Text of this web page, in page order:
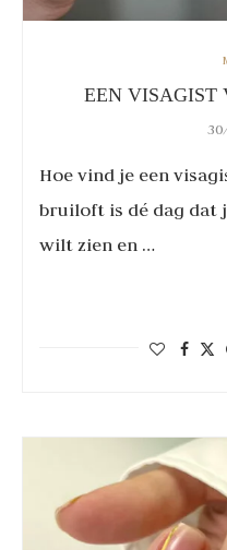
EEN VISAGIST
Hoe vind je een
bruiloft is dé dag dat
wilt zien en …